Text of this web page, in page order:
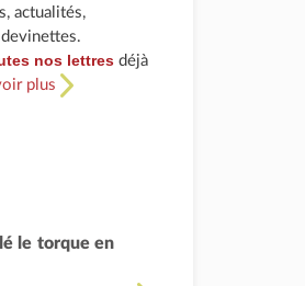
actualités,
nos lettres déjà
plus
le torque en